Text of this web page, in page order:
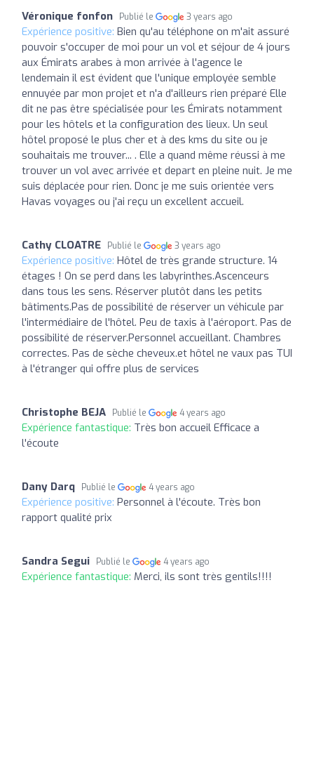
Véronique fonfon Publié le 3 years ago
Expérience positive: Bien qu'au téléphone on m'ait assuré
pouvoir s'occuper de moi pour un vol et séjour de 4 jours
aux Émirats arabes à mon arrivée à l'agence le
lendemain il est évident que l'unique employée semble
ennuyée par mon projet et n'a d'ailleurs rien préparé Elle
dit ne pas être spécialisée pour les Émirats notamment
pour les hôtels et la configuration des lieux. Un seul
hôtel proposé le plus cher et à des kms du site ou je
souhaitais me trouver... . Elle a quand même réussi à me
trouver un vol avec arrivée et depart en pleine nuit. Je me
suis déplacée pour rien. Donc je me suis orientée vers
Havas voyages ou j'ai reçu un excellent accueil.
Cathy CLOATRE Publié le 3 years ago
Expérience positive: Hôtel de très grande structure. 14
étages ! On se perd dans les labyrinthes.Ascenceurs
dans tous les sens. Réserver plutôt dans les petits
bâtiments.Pas de possibilité de réserver un véhicule par
l'intermédiaire de l'hôtel. Peu de taxis à l'aéroport. Pas de
possibilité de réserver.Personnel accueillant. Chambres
correctes. Pas de sèche cheveux.et hôtel ne vaux pas TUI
à l'étranger qui offre plus de services
Christophe BEJA Publié le 4 years ago
Expérience fantastique: Très bon accueil Efficace a
l'écoute
Dany Darq Publié le 4 years ago
Expérience positive: Personnel à l'écoute. Très bon
rapport qualité prix
Sandra Segui Publié le 4 years ago
Expérience fantastique: Merci, ils sont très gentils!!!!